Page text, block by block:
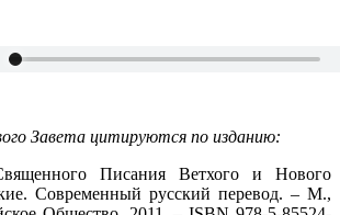
Завета цитируются по изданию:
Писания Ветхого и Нового
Современный русский перевод. – М.,